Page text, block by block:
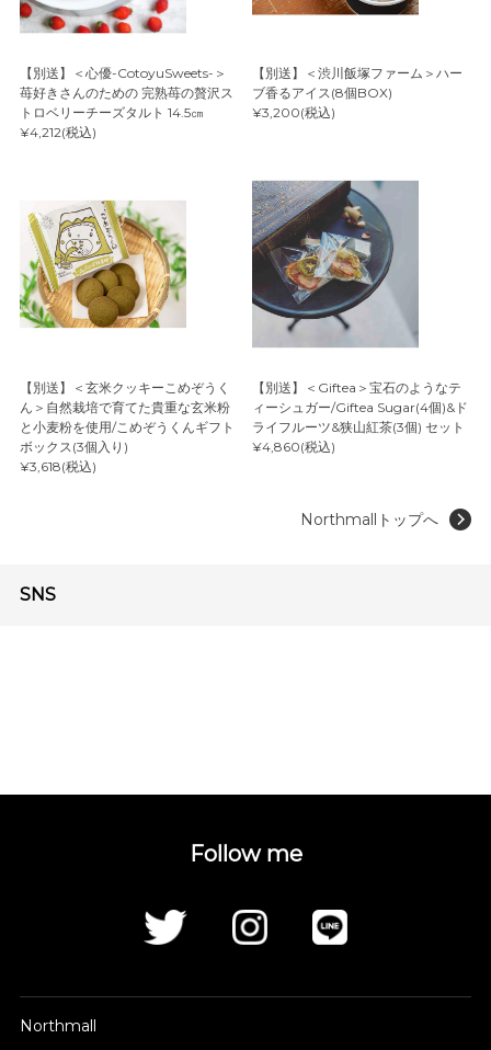
【別送】＜心優-CotoyuSweets-＞
苺好きさんのための 完熟苺の贅沢ス
トロベリーチーズタルト 14.5㎝
¥4,212(税込)
【別送】＜渋川飯塚ファーム＞ハー
ブ香るアイス(8個BOX)
¥3,200(税込)
【別送】＜玄米クッキーこめぞうく
ん＞自然栽培で育てた貴重な玄米粉
と小麦粉を使用/こめぞうくんギフト
ボックス(3個入り)
¥3,618(税込)
【別送】＜Giftea＞宝石のようなテ
ィーシュガー/Giftea Sugar(4個)&ド
ライフルーツ&狭山紅茶(3個) セット
¥4,860(税込)
Northmallトップへ
SNS
Follow me
Northmall